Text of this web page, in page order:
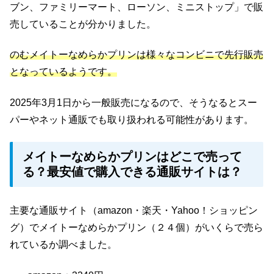
ブン、ファミリーマート、ローソン、ミニストップ」で販
売していることが分かりました。
のむメイトーなめらかプリンは様々なコンビニで先行販売
となっているようです。
2025年3月1日から一般販売になるので、そうなるとスー
パーやネット通販でも取り扱われる可能性があります。
メイトーなめらかプリンはどこで売って
る？最安値で購入できる通販サイトは？
主要な通販サイト（amazon・楽天・Yahoo！ショッピン
グ）でメイトーなめらかプリン（２４個）がいくらで売ら
れているか調べました。